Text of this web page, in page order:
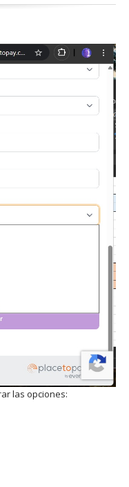
las opciones: